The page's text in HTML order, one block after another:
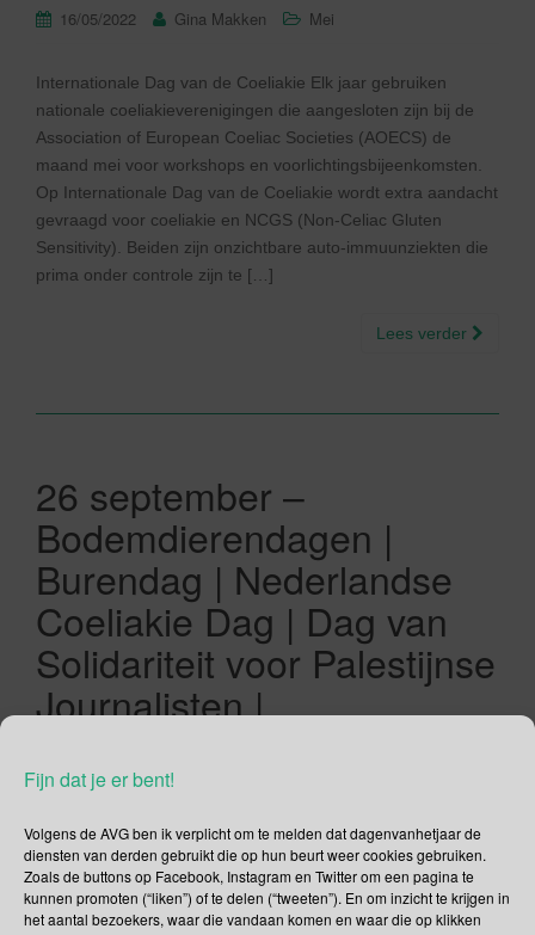
Fijn dat je er bent!
Volgens de AVG ben ik verplicht om te melden dat dagenvanhetjaar de
diensten van derden gebruikt die op hun beurt weer cookies gebruiken.
Zoals de buttons op Facebook, Instagram en Twitter om een pagina te
kunnen promoten (“liken”) of te delen (“tweeten”). En om inzicht te krijgen in
het aantal bezoekers, waar die vandaan komen en waar die op klikken
16/05/2022 Gina Makken Mei
Internationale Dag van de Coeliakie Elk jaar gebruiken
nationale coeliakieverenigingen die aangesloten zijn bij de
Association of European Coeliac Societies (AOECS) de
maand mei voor workshops en voorlichtingsbijeenkomsten.
Op Internationale Dag van de Coeliakie wordt extra aandacht
gevraagd voor coeliakie en NCGS (Non-Celiac Gluten
Sensitivity). Beiden zijn onzichtbare auto-immuunziekten die
prima onder controle zijn te […]
Lees verder
26 september –
Bodemdierendagen |
Burendag | Nederlandse
Coeliakie Dag | Dag van
Solidariteit voor Palestijnse
Journalisten |
dag van de Paddenstoel |
Dag van het Konijn |
Wereld Anticonceptiedag |
Europese Dag van de